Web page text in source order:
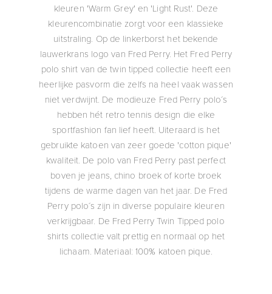
kleuren 'Warm Grey' en 'Light Rust'. Deze
kleurencombinatie zorgt voor een klassieke
uitstraling. Op de linkerborst het bekende
lauwerkrans logo van Fred Perry. Het Fred Perry
polo shirt van de twin tipped collectie heeft een
heerlijke pasvorm die zelfs na heel vaak wassen
niet verdwijnt. De modieuze Fred Perry polo´s
hebben hét retro tennis design die elke
sportfashion fan lief heeft. Uiteraard is het
gebruikte katoen van zeer goede 'cotton pique'
kwaliteit. De polo van Fred Perry past perfect
boven je jeans, chino broek of korte broek
tijdens de warme dagen van het jaar. De Fred
Perry polo´s zijn in diverse populaire kleuren
verkrijgbaar. De Fred Perry Twin Tipped polo
shirts collectie valt prettig en normaal op het
lichaam. Materiaal: 100% katoen pique.